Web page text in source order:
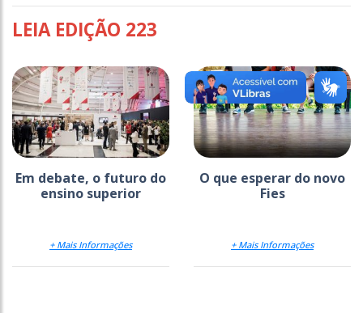
LEIA EDIÇÃO 223
Em debate, o futuro do
ensino superior
+ Mais Informações
O que esperar do novo
Fies
+ Mais Informações